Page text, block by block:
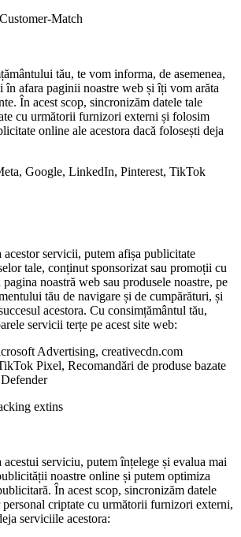
Match
tău, te vom informa, de asemenea,
în afara paginii noastre web și îți vom arăta
În acest scop, sincronizăm datele tale
cu următorii furnizori externi și folosim
online ale acestora dacă folosești deja
Google, LinkedIn, Pinterest, TikTok
acestor servicii, putem afișa publicitate
tale, conținut sponsorizat sau promoții cu
noastră web sau produsele noastre, pe
tău de navigare și de cumpărături, și
acestora. Cu consimțământul tău,
servicii terțe pe acest site web:
Advertising, creativecdn.com
Pixel, Recomandări de produse bazate
extins
acestui serviciu, putem înțelege și evalua mai
noastre online și putem optimiza
În acest scop, sincronizăm datele
personal criptate cu următorii furnizori externi,
serviciile acestora: